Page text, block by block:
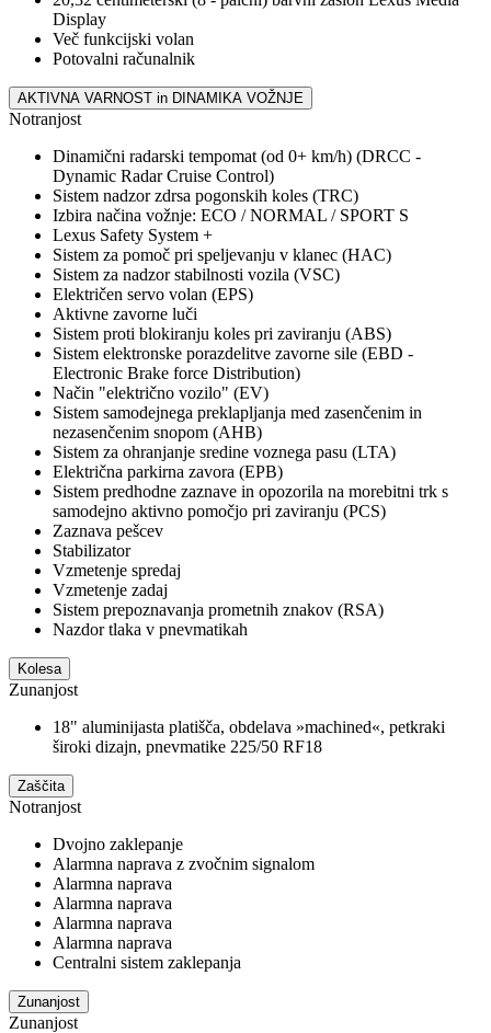
Display
Več funkcijski volan
Potovalni računalnik
AKTIVNA VARNOST in DINAMIKA VOŽNJE
Notranjost
Dinamični radarski tempomat (od 0+ km/h) (DRCC -
Dynamic Radar Cruise Control)
Sistem nadzor zdrsa pogonskih koles (TRC)
Izbira načina vožnje: ECO / NORMAL / SPORT S
Lexus Safety System +
Sistem za pomoč pri speljevanju v klanec (HAC)
Sistem za nadzor stabilnosti vozila (VSC)
Električen servo volan (EPS)
Aktivne zavorne luči
Sistem proti blokiranju koles pri zaviranju (ABS)
Sistem elektronske porazdelitve zavorne sile (EBD -
Electronic Brake force Distribution)
Način "električno vozilo" (EV)
Sistem samodejnega preklapljanja med zasenčenim in
nezasenčenim snopom (AHB)
Sistem za ohranjanje sredine voznega pasu (LTA)
Električna parkirna zavora (EPB)
Sistem predhodne zaznave in opozorila na morebitni trk s
samodejno aktivno pomočjo pri zaviranju (PCS)
Zaznava pešcev
Stabilizator
Vzmetenje spredaj
Vzmetenje zadaj
Sistem prepoznavanja prometnih znakov (RSA)
Nazdor tlaka v pnevmatikah
Kolesa
Zunanjost
18" aluminijasta platišča, obdelava »machined«, petkraki
široki dizajn, pnevmatike 225/50 RF18
Zaščita
Notranjost
Dvojno zaklepanje
Alarmna naprava z zvočnim signalom
Alarmna naprava
Alarmna naprava
Alarmna naprava
Alarmna naprava
Centralni sistem zaklepanja
Zunanjost
Zunanjost